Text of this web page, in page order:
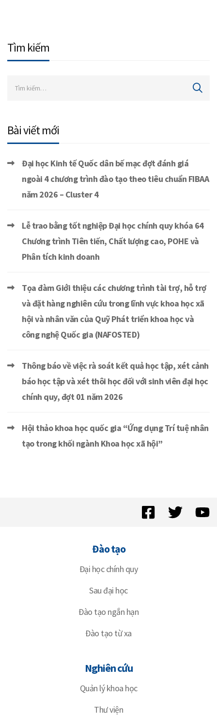
Tìm kiếm
Bài viết mới
Đại học Kinh tế Quốc dân bế mạc đợt đánh giá
ngoài 4 chương trình đào tạo theo tiêu chuẩn FIBAA
năm 2026 – Cluster 4
Lễ trao bằng tốt nghiệp Đại học chính quy khóa 64
Chương trình Tiên tiến, Chất lượng cao, POHE và
Phân tích kinh doanh
Tọa đàm Giới thiệu các chương trình tài trợ, hỗ trợ
và đặt hàng nghiên cứu trong lĩnh vực khoa học xã
hội và nhân văn của Quỹ Phát triển khoa học và
công nghệ Quốc gia (NAFOSTED)
Thông báo về việc rà soát kết quả học tập, xét cảnh
báo học tập và xét thôi học đối với sinh viên đại học
chính quy, đợt 01 năm 2026
Hội thảo khoa học quốc gia “Ứng dụng Trí tuệ nhân
tạo trong khối ngành Khoa học xã hội”
Đào tạo
Đại học chính quy
Sau đại học
Đào tạo ngắn hạn
Đào tạo từ xa
Nghiên cứu
Quản lý khoa học
Thư viện